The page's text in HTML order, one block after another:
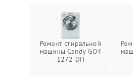
Ремонт стиральной
машины Candy GO4
1272 DH